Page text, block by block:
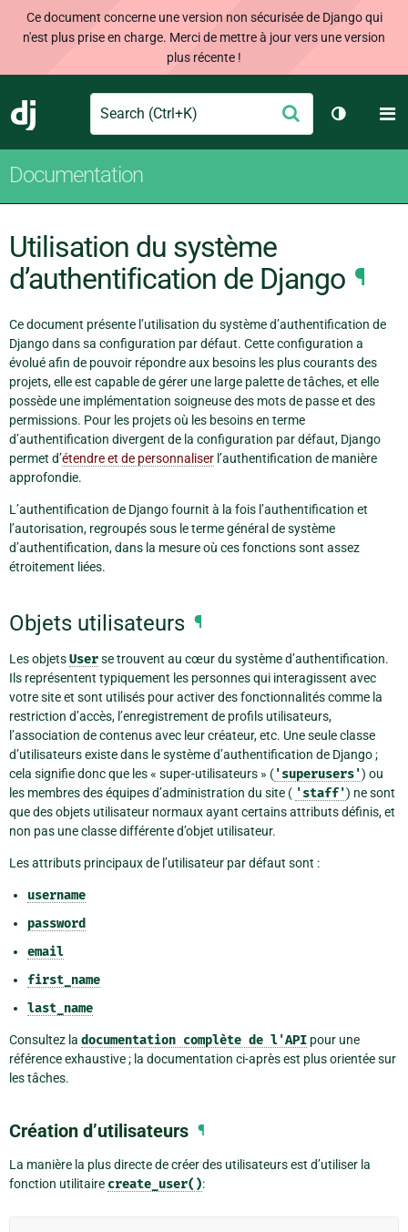
Ce document concerne une version non sécurisée de Django qui
n'est plus prise en charge. Merci de mettre à jour vers une version
plus récente !
Django
Search Envoyer
Changer
Documentation
Utilisation du système
d’authentification de Django ¶
Ce document présente l’utilisation du système d’authentification de
Django dans sa configuration par défaut. Cette configuration a
évolué afin de pouvoir répondre aux besoins les plus courants des
projets, elle est capable de gérer une large palette de tâches, et elle
possède une implémentation soigneuse des mots de passe et des
permissions. Pour les projets où les besoins en terme
d’authentification divergent de la configuration par défaut, Django
permet d’étendre et de personnaliser l’authentification de manière
approfondie.
L’authentification de Django fournit à la fois l’authentification et
l’autorisation, regroupés sous le terme général de système
d’authentification, dans la mesure où ces fonctions sont assez
étroitement liées.
Objets utilisateurs ¶
Les objetsUserse trouvent au cœur du système d’authentification.
Ils représentent typiquement les personnes qui interagissent avec
votre site et sont utilisés pour activer des fonctionnalités comme la
restriction d’accès, l’enregistrement de profils utilisateurs,
l’association de contenus avec leur créateur, etc. Une seule classe
d’utilisateurs existe dans le système d’authentification de Django ;
cela signifie donc que les « super-utilisateurs » ('superusers') ou
les membres des équipes d’administration du site ( 'staff') ne sont
que des objets utilisateur normaux ayant certains attributs définis, et
non pas une classe différente d’objet utilisateur.
Les attributs principaux de l’utilisateur par défaut sont :
username
password
email
first_name
last_name
Consultez la documentation complète de l'API pour une
référence exhaustive ; la documentation ci-après est plus orientée sur
les tâches.
Création d’utilisateurs ¶
La manière la plus directe de créer des utilisateurs est d’utiliser la
fonction utilitaire create_user():